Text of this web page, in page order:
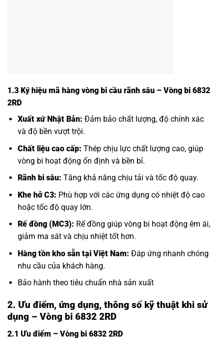
1.3 Ký hiệu mã hàng vòng bi cầu rãnh sâu – Vòng bi 6832
2RD
Xuất xứ Nhật Bản: Đảm bảo chất lượng, độ chính xác
và độ bền vượt trội.
Chất liệu cao cấp: Thép chịu lực chất lượng cao, giúp
vòng bi hoạt động ổn định và bền bỉ.
Rãnh bi sâu: Tăng khả năng chịu tải và tốc độ quay.
Khe hở C3: Phù hợp với các ứng dụng có nhiệt độ cao
hoặc tốc độ quay lớn.
Rế đồng (MC3): Rế đồng giúp vòng bi hoạt động êm ái,
giảm ma sát và chịu nhiệt tốt hơn.
Hàng tồn kho sẵn tại Việt Nam: Đáp ứng nhanh chóng
nhu cầu của khách hàng.
Bảo hành theo tiêu chuẩn nhà sản xuất
2. Ưu điểm, ứng dụng, thông số kỹ thuật khi sử
dụng – Vòng bi 6832 2RD
2.1 Ưu điểm – Vòng bi 6832 2RD